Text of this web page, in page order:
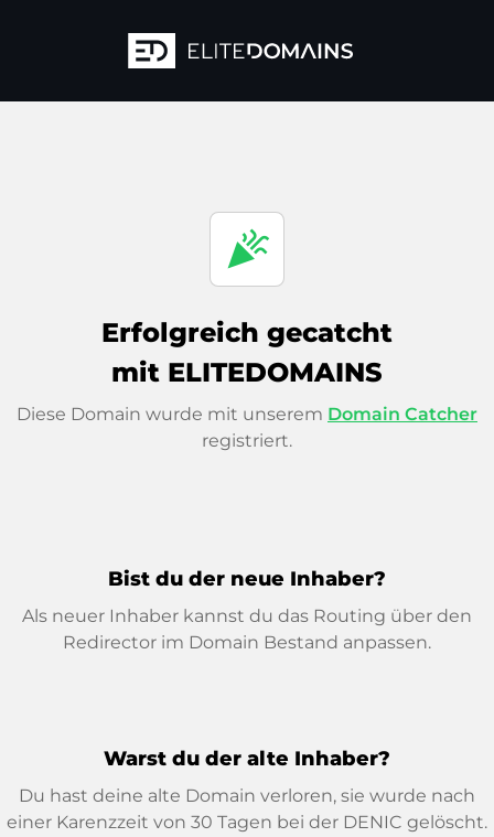
celebration
Erfolgreich gecatcht
mit ELITEDOMAINS
Diese Domain wurde mit unserem Domain Catcher
registriert.
Bist du der neue Inhaber?
Als neuer Inhaber kannst du das Routing über den
Redirector im Domain Bestand anpassen.
Warst du der alte Inhaber?
Du hast deine alte Domain verloren, sie wurde nach
einer Karenzzeit von 30 Tagen bei der DENIC gelöscht.